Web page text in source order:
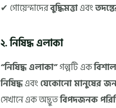
✔ গোয়েন্দাদেরবুদ্ধিমত্তাএবং
২. নিষিদ্ধ এলাকা
“নিষিদ্ধ এলাকা”গল্পটি এক
নিষিদ্ধএবংযেকোনো মানুষের
সেখানে এক অদ্ভুতবিপদজনক